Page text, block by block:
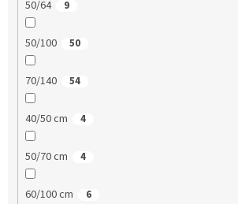
50/64 9
50/100 50
70/140 54
40/50 cm 4
50/70 cm 4
60/100 cm 6